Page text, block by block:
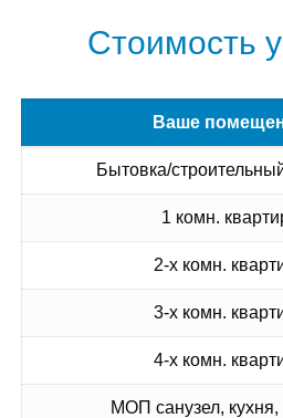
Стоимость
Ваше
Бытовка/
1 комн.
2-х комн.
3-х комн.
4-х комн.
МОП санузел, кухня,